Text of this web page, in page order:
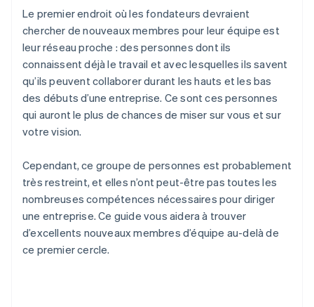
Le premier endroit où les fondateurs devraient
chercher de nouveaux membres pour leur équipe est
leur réseau proche : des personnes dont ils
connaissent déjà le travail et avec lesquelles ils savent
qu’ils peuvent collaborer durant les hauts et les bas
des débuts d’une entreprise. Ce sont ces personnes
qui auront le plus de chances de miser sur vous et sur
votre vision.
Cependant, ce groupe de personnes est probablement
très restreint, et elles n’ont peut-être pas toutes les
nombreuses compétences nécessaires pour diriger
une entreprise. Ce guide vous aidera à trouver
d’excellents nouveaux membres d’équipe au-delà de
ce premier cercle.